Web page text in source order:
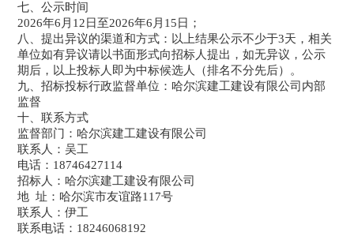
七、公示时间
2026年6月12日至2026年6月15日；
八、提出异议的渠道和方式：以上结果公示不少于3天，相关
单位如有异议请以书面形式向招标人提出，如无异议，公示
期后，以上投标人即为中标候选人（排名不分先后）。
九、招标投标行政监督单位：哈尔滨建工建设有限公司内部
监督
十、联系方式
监督部门：哈尔滨建工建设有限公司
联系人：吴工
电话：18746427114
招标人：哈尔滨建工建设有限公司
地 址：哈尔滨市友谊路117号
联系人：伊工
联系电话：18246068192